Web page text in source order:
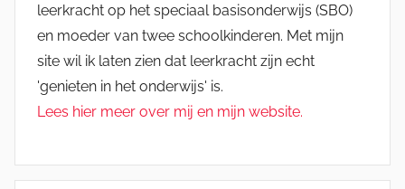
leerkracht op het speciaal basisonderwijs (SBO)
en moeder van twee schoolkinderen. Met mijn
site wil ik laten zien dat leerkracht zijn echt
'genieten in het onderwijs' is.
Lees hier meer over mij en mijn website.